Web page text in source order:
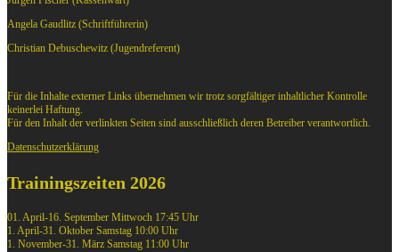
Angela Gaudlitz (Schriftführerin)
Christian Debuschewitz (Jugendreferent)
Für die Inhalte externer Links übernehmen wir trotz sorgfältiger inhaltlicher Kontrolle
keinerlei Haftung.
Für den Inhalt der verlinkten Seiten sind ausschließlich deren Betreiber verantwortlich.
Datenschutzerklärung
Trainingszeiten 2026
01. April-16. September Mittwoch 17:45 Uhr
1. April-31. Oktober Samstag 10:00 Uhr
1. November-31. März Samstag 11:00 Uhr